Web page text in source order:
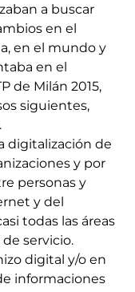
a buscar
en el
en el mundo y
en el
de Milán 2015,
siguientes,
digitalización de
y por
personas y
y del
todas las áreas
servicio.
digital y/o en
informaciones